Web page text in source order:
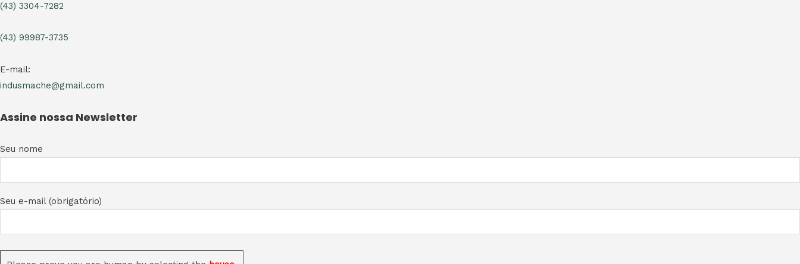
(43) 3304-7282
(43) 99987-3735
E-mail:
indusmache@gmail.com
Assine nossa Newsletter
Seu nome
Seu e-mail (obrigatório)